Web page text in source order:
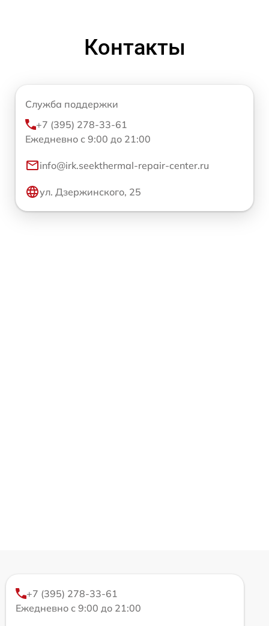
Контакты
Служба поддержки
+7 (395) 278-33-61
Ежедневно с 9:00 до 21:00
info@irk.seekthermal-repair-center.ru
ул. Дзержинского, 25
+7 (395) 278-33-61
Ежедневно с 9:00 до 21:00